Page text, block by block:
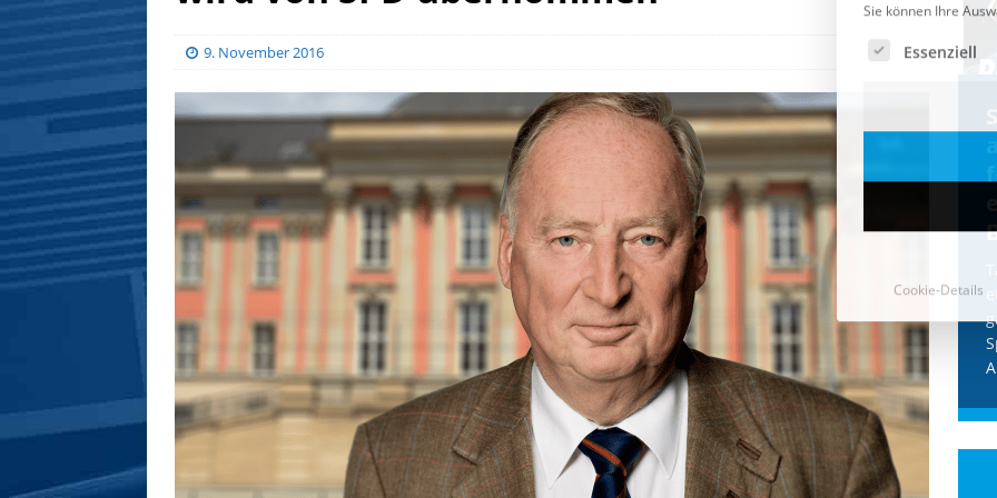
9. November 2016
CDU & Ampel wollen nach
der Wahl wieder Afghanen
einfliegen: Zeit für ein
Asylmoratorium!
Die Bundesregierung und die CDU
halten die Wähler für dumm! Weil die
Stimmung wegen der von Afghanen
verübten Anschläge kippte, wurden die
Flüge vor der
[...]